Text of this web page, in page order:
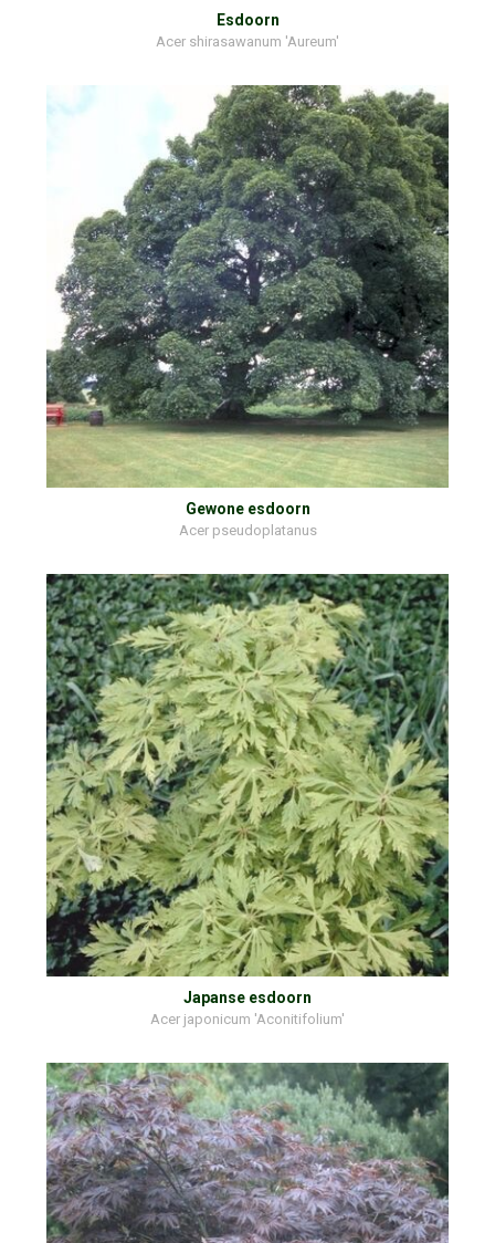
Esdoorn
Acer shirasawanum 'Aureum'
Gewone esdoorn
Acer pseudoplatanus
Japanse esdoorn
Acer japonicum 'Aconitifolium'